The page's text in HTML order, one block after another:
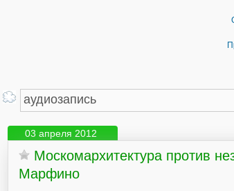
03 апреля 2012
Москомархитектура против
Марфино